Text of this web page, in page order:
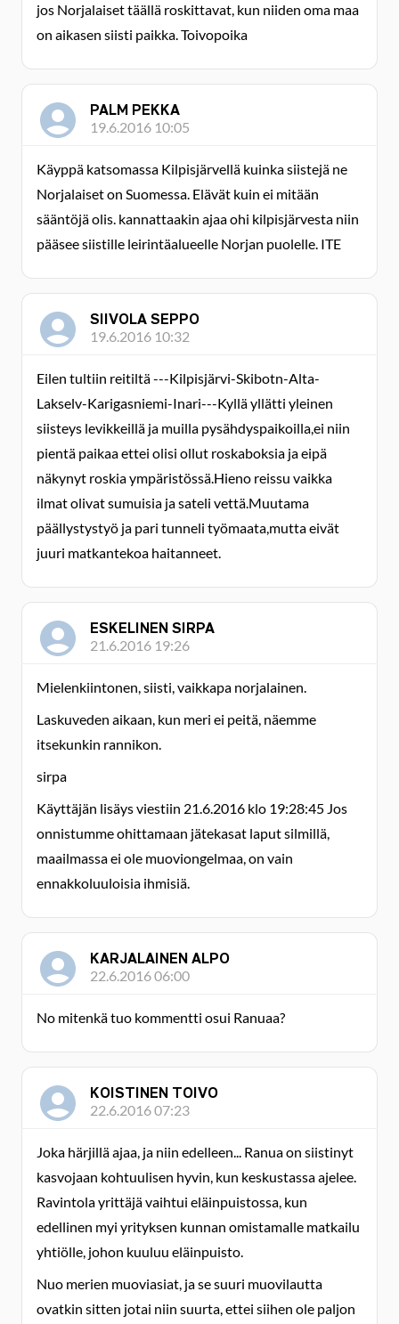
jos Norjalaiset täällä roskittavat, kun niiden oma maa
on aikasen siisti paikka. Toivopoika
PALM PEKKA
19.6.2016 10:05
Käyppä katsomassa Kilpisjärvellä kuinka siistejä ne
Norjalaiset on Suomessa. Elävät kuin ei mitään
sääntöjä olis. kannattaakin ajaa ohi kilpisjärvesta niin
pääsee siistille leirintäalueelle Norjan puolelle. ITE
SIIVOLA SEPPO
19.6.2016 10:32
Eilen tultiin reitiltä ---Kilpisjärvi-Skibotn-Alta-
Lakselv-Karigasniemi-Inari---Kyllä yllätti yleinen
siisteys levikkeillä ja muilla pysähdyspaikoilla,ei niin
pientä paikaa ettei olisi ollut roskaboksia ja eipä
näkynyt roskia ympäristössä.Hieno reissu vaikka
ilmat olivat sumuisia ja sateli vettä.Muutama
päällystystyö ja pari tunneli työmaata,mutta eivät
juuri matkantekoa haitanneet.
ESKELINEN SIRPA
21.6.2016 19:26
Mielenkiintonen, siisti, vaikkapa norjalainen.
Laskuveden aikaan, kun meri ei peitä, näemme
itsekunkin rannikon.
sirpa
Käyttäjän lisäys viestiin 21.6.2016 klo 19:28:45 Jos
onnistumme ohittamaan jätekasat laput silmillä,
maailmassa ei ole muoviongelmaa, on vain
ennakkoluuloisia ihmisiä.
KARJALAINEN ALPO
22.6.2016 06:00
No mitenkä tuo kommentti osui Ranuaa?
KOISTINEN TOIVO
22.6.2016 07:23
Joka härjillä ajaa, ja niin edelleen... Ranua on siistinyt
kasvojaan kohtuulisen hyvin, kun keskustassa ajelee.
Ravintola yrittäjä vaihtui eläinpuistossa, kun
edellinen myi yrityksen kunnan omistamalle matkailu
yhtiölle, johon kuuluu eläinpuisto.
Nuo merien muoviasiat, ja se suuri muovilautta
ovatkin sitten jotai niin suurta, ettei siihen ole paljon